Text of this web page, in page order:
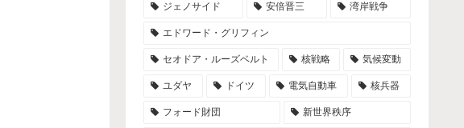
ジェノサイド 安倍晋三 湾岸戦争
エドワード・グリフィン
セオドア・ルーズベルト 核戦略 気候変動
ユダヤ ドイツ 電気自動車 核兵器
フォード財団 新世界秩序